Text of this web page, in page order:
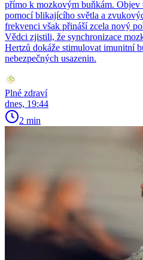
přímo k mozkovým buňkám. Objev
pomocí blikajícího světla a
frekvenci však přináší zcela nový
Vědci zjistili, že synchronizace
Hertzů dokáže stimulovat imunitní
nebezpečných usazenin.
Plné zdraví
dnes, 19:44
2 min